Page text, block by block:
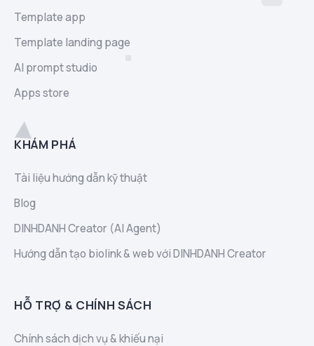
Template app
Template landing page
AI prompt studio
Apps store
KHÁM PHÁ
Tài liệu hướng dẫn kỹ thuật
Blog
DINHDANH Creator (AI Agent)
Hướng dẫn tạo biolink & web với DINHDANH Creator
HỖ TRỢ & CHÍNH SÁCH
Chính sách dịch vụ & khiếu nại